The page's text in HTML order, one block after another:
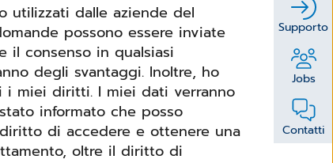
Supporto
Jobs
Contatti
utilizzati dalle aziende del
possono essere inviate
il consenso in qualsiasi
degli svantaggi. Inoltre, ho
dati verranno
informato che posso
di accedere e ottenere una
oltre il diritto di